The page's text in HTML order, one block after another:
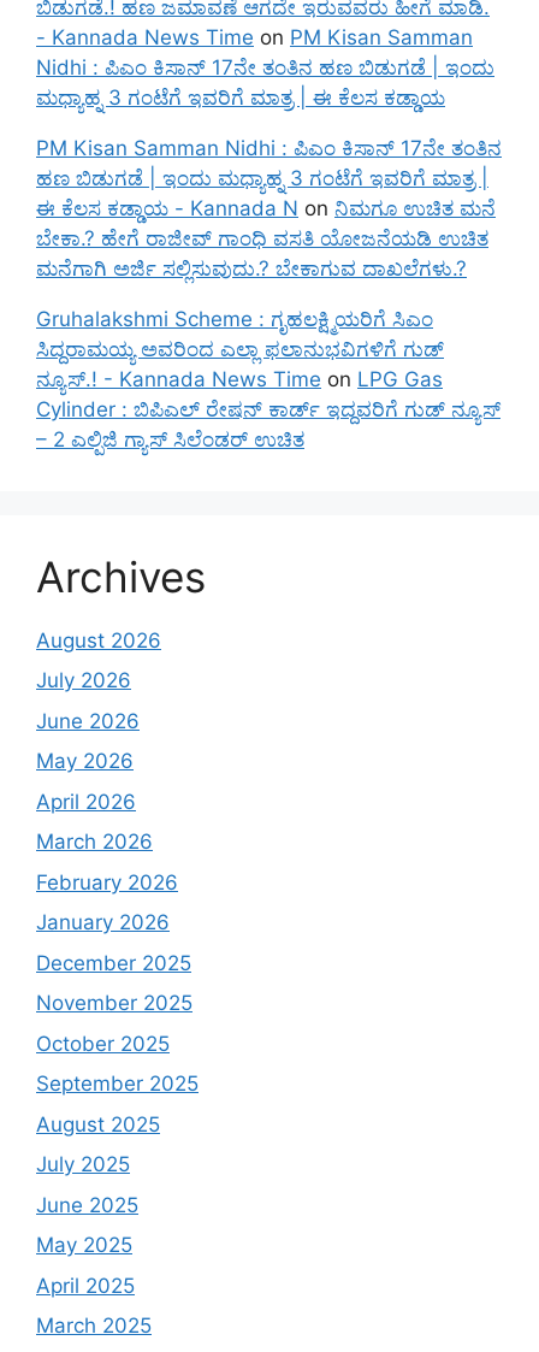
ಬಿಡುಗಡೆ.! ಹಣ ಜಮಾವಣೆ ಆಗದೇ ಇರುವವರು ಹೀಗೆ ಮಾಡಿ.
- Kannada News Time on PM Kisan Samman
Nidhi : ಪಿಎಂ ಕಿಸಾನ್ 17ನೇ ತಂತಿನ ಹಣ ಬಿಡುಗಡೆ | ಇಂದು
ಮಧ್ಯಾಹ್ನ 3 ಗಂಟೆಗೆ ಇವರಿಗೆ ಮಾತ್ರ | ಈ ಕೆಲಸ ಕಡ್ಡಾಯ
PM Kisan Samman Nidhi : ಪಿಎಂ ಕಿಸಾನ್ 17ನೇ ತಂತಿನ
ಹಣ ಬಿಡುಗಡೆ | ಇಂದು ಮಧ್ಯಾಹ್ನ 3 ಗಂಟೆಗೆ ಇವರಿಗೆ ಮಾತ್ರ |
ಈ ಕೆಲಸ ಕಡ್ಡಾಯ - Kannada N on ನಿಮಗೂ ಉಚಿತ ಮನೆ
ಬೇಕಾ.? ಹೇಗೆ ರಾಜೀವ್ ಗಾಂಧಿ ವಸತಿ ಯೋಜನೆಯಡಿ ಉಚಿತ
ಮನೆಗಾಗಿ ಅರ್ಜಿ ಸಲ್ಲಿಸುವುದು.? ಬೇಕಾಗುವ ದಾಖಲೆಗಳು.?
Gruhalakshmi Scheme : ಗೃಹಲಕ್ಷ್ಮಿಯರಿಗೆ ಸಿಎಂ
ಸಿದ್ದರಾಮಯ್ಯ ಅವರಿಂದ ಎಲ್ಲಾ ಫಲಾನುಭವಿಗಳಿಗೆ ಗುಡ್
ನ್ಯೂಸ್.! - Kannada News Time on LPG Gas
Cylinder : ಬಿಪಿಎಲ್ ರೇಷನ್ ಕಾರ್ಡ್ ಇದ್ದವರಿಗೆ ಗುಡ್ ನ್ಯೂಸ್
– 2 ಎಲ್ಪಿಜಿ ಗ್ಯಾಸ್ ಸಿಲೆಂಡರ್ ಉಚಿತ
Archives
August 2026
July 2026
June 2026
May 2026
April 2026
March 2026
February 2026
January 2026
December 2025
November 2025
October 2025
September 2025
August 2025
July 2025
June 2025
May 2025
April 2025
March 2025